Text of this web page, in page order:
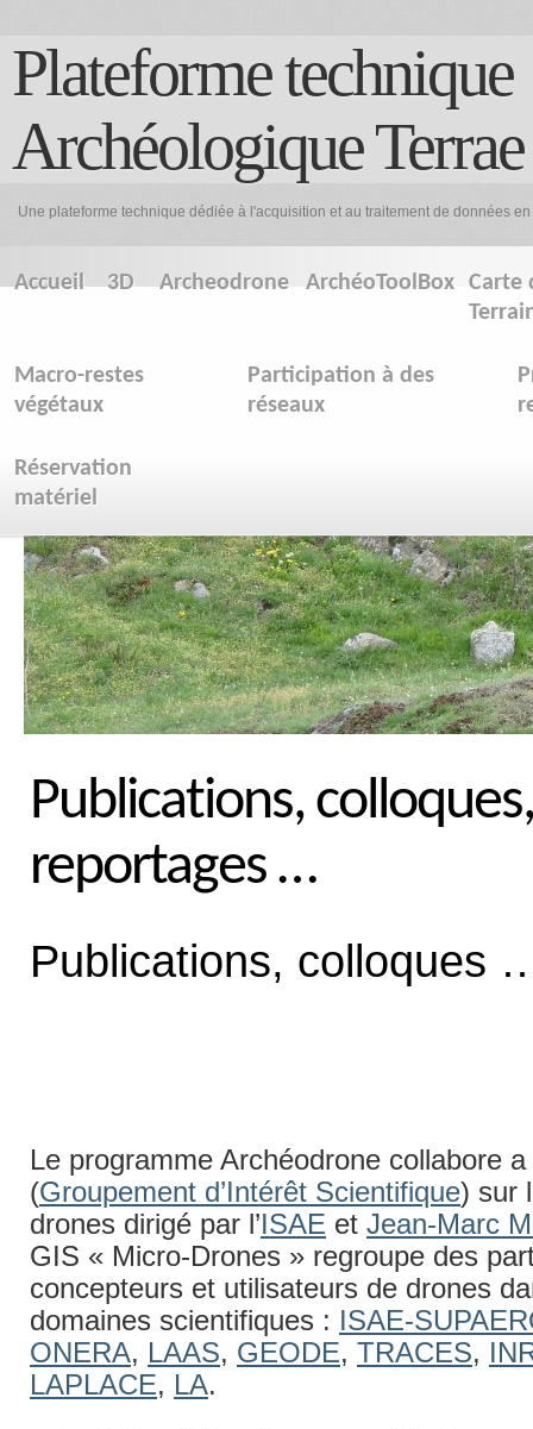
Plateforme technique
Archéologique Terrae
Une plateforme technique dédiée à l'acquisition et au traitement de données
Accueil 3D Archeodrone ArchéoToolBox Carte
Macro-restes
végétaux
Participation à des
réseaux
Réservation
matériel
Publications, colloques,
reportages …
Publications, colloques
Le programme Archéodrone collabore
(Groupement d’Intérêt Scientifique) sur
drones dirigé par l’ISAE et Jean-Marc
GIS « Micro-Drones » regroupe des
concepteurs et utilisateurs de drones
domaines scientifiques : ISAE-
ONERA, LAAS, GEODE, TRACES,
LAPLACE, LA.